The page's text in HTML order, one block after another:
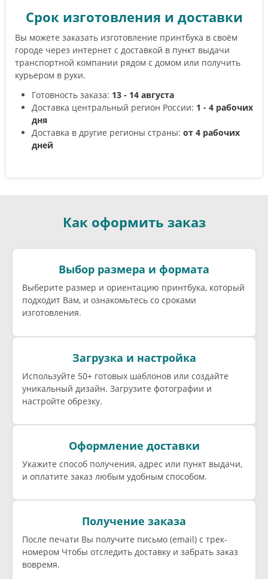
Срок изготовления и доставки
Вы можете заказать изготовление принтбука в своём
городе через интернет с доставкой в пункт выдачи
транспортной компании рядом с домом или получить
курьером в руки.
Готовность заказа: 13 - 14 августа
Доставка центральный регион России: 1 - 4 рабочих
дня
Доставка в другие регионы страны: от 4 рабочих
дней
Как оформить заказ
Выбор размера и формата
Выберите размер и ориентацию принтбука, который
подходит Вам, и ознакомьтесь со сроками
изготовления.
Загрузка и настройка
Используйте 50+ готовых шаблонов или создайте
уникальный дизайн. Загрузите фотографии и
настройте обрезку.
Оформление доставки
Укажите способ получения, адрес или пункт выдачи,
и оплатите заказ любым удобным способом.
Получение заказа
После печати Вы получите письмо (email) c трек-
номером Чтобы отследить доставку и забрать заказ
вовремя.